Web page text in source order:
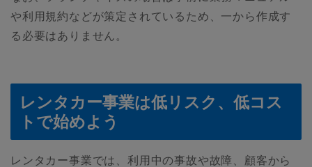
や利用規約などが策定されているため、一から作成す
る必要はありません。
レンタカー事業は低リスク、低コス
トで始めよう
レンタカー事業では、利用中の事故や故障、顧客から